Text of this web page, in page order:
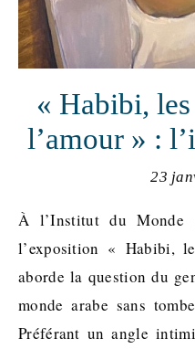
« Habibi,
l’amour » :
23
À l’Institut du Monde Arabe jusqu’au 19 février,
l’exposition « Habibi,
aborde la question du
monde arabe sans
Préférant un angle